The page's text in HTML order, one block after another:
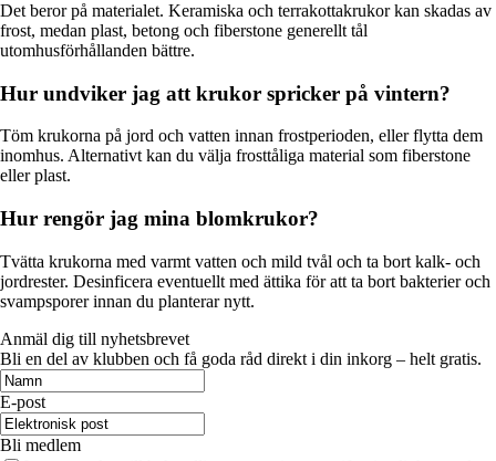
Det beror på materialet. Keramiska och terrakottakrukor kan skadas av
frost, medan plast, betong och fiberstone generellt tål
utomhusförhållanden bättre.
Hur undviker jag att krukor spricker på vintern?
Töm krukorna på jord och vatten innan frostperioden, eller flytta dem
inomhus. Alternativt kan du välja frosttåliga material som fiberstone
eller plast.
Hur rengör jag mina blomkrukor?
Tvätta krukorna med varmt vatten och mild tvål och ta bort kalk- och
jordrester. Desinficera eventuellt med ättika för att ta bort bakterier och
svampsporer innan du planterar nytt.
Anmäl dig till nyhetsbrevet
Bli en del av klubben och få goda råd direkt i din inkorg – helt gratis.
E-post
Bli medlem